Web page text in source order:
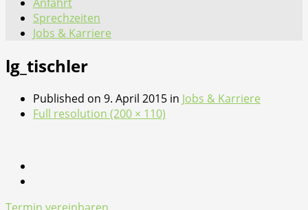
Sprechzeiten
Jobs & Karriere
lg_tischler
Published on 9. April 2015 in Jobs & Karriere
Full resolution (200 × 110)